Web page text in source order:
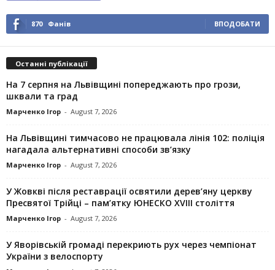
870 Фанів ВПОДОБАТИ
Останні публікації
На 7 серпня на Львівщині попереджають про грози,
шквали та град
Марченко Ігор - August 7, 2026
На Львівщині тимчасово не працювала лінія 102: поліція
нагадала альтернативні способи зв’язку
Марченко Ігор - August 7, 2026
У Жовкві після реставрації освятили дерев’яну церкву
Пресвятої Трійці – пам’ятку ЮНЕСКО XVIII століття
Марченко Ігор - August 7, 2026
У Яворівській громаді перекриють рух через чемпіонат
України з велоспорту